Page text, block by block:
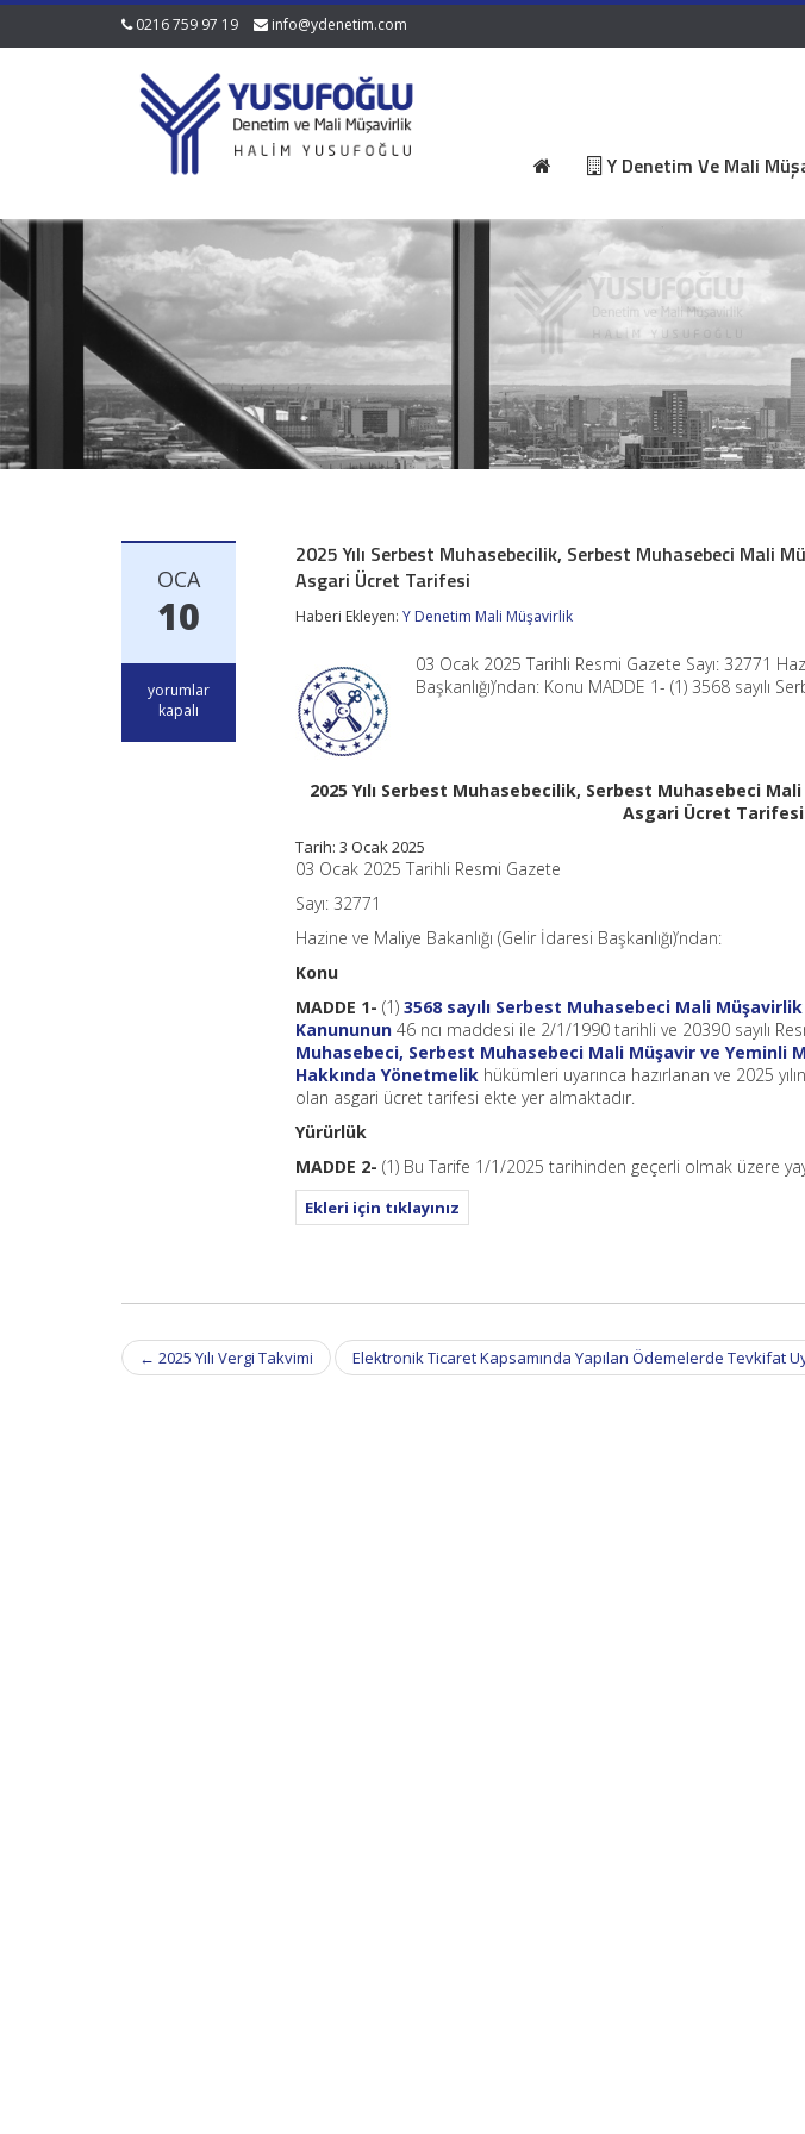
0216 759 97 19 info@ydenetim.com
Y Denetim Ve Mali
OCA
10
2025
Yılı
yorumlar
kapalı
2025 Yılı Serbest Muhasebecilik, Serbest Muhasebeci Mali
Asgari Ücret Tarifesi
Haberi Ekleyen:Y Denetim Mali Müşavirlik
03 Ocak 2025 Tarihli Resmi Gazete Sayı: 32771
Başkanlığı)’ndan: Konu MADDE 1- (1) 3568 sayılı
2025 Yılı Serbest Muhasebecilik, Serbest Muhasebeci
Asgari Ücret Tarifesi
Tarih: 3 Ocak 2025
03 Ocak 2025 Tarihli Resmi Gazete
Sayı: 32771
Hazine ve Maliye Bakanlığı (Gelir İdaresi Başkanlığı)’ndan:
Konu
MADDE 1- (1)3568 sayılı Serbest Muhasebeci Mali
Kanununun 46 ncı maddesi ile 2/1/1990 tarihli ve 20390 sayılı
Muhasebeci, Serbest Muhasebeci Mali Müşavir ve Yeminli
Hakkında Yönetmelik hükümleri uyarınca hazırlanan ve 2025
olan asgari ücret tarifesi ekte yer almaktadır.
Yürürlük
MADDE 2- (1) Bu Tarife 1/1/2025 tarihinden geçerli olmak üzere
Ekleri için tıklayınız
Post
navigation
← 2025 Yılı Vergi Takvimi Elektronik Ticaret Kapsamında Yapılan Ödemelerde Tevkifat